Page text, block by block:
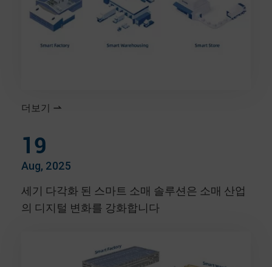
더보기 
19
Aug, 2025
세기 다각화 된 스마트 소매 솔루션은 소매 산업
의 디지털 변화를 강화합니다